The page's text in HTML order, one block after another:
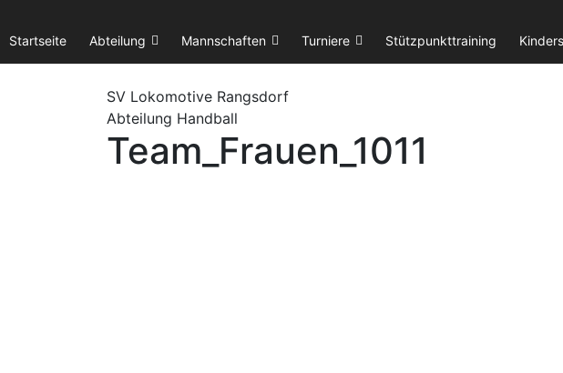
Startseite Abteilung Mannschaften Turniere Stützpunkttraining
SV Lokomotive Rangsdorf
Abteilung Handball
Team_Frauen_1011